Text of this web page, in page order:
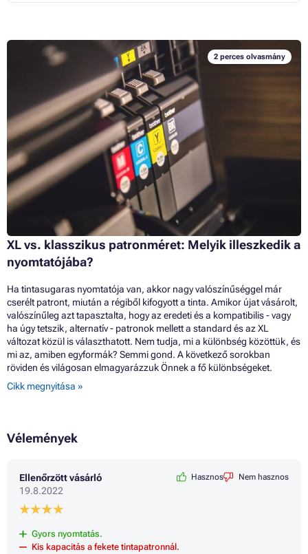
2 perces olvasmány
XL vs. klasszikus patronméret: Melyik illeszkedik a
nyomtatójába?
Ha tintasugaras nyomtatója van, akkor nagy valószínűséggel már
cserélt patront, miután a régiből kifogyott a tinta. Amikor újat vásárolt,
valószínűleg azt tapasztalta, hogy az eredeti és a kompatibilis - vagy
ha úgy tetszik, alternatív - patronok mellett a standard és az XL
változat közül is választhatott. Nem tudja, mi a különbség közöttük, és
mi az, amiben egyformák? Semmi gond. A következő sorokban
röviden és világosan elmagyarázzuk Önnek a fő különbségeket.
Cikk megnyitása »
Vélemények
Ellenőrzött vásárló
19.8.2022
Hasznos Nem hasznos
Gyors nyomtatás.
Kis kapacitás a fekete tintapatronnál.